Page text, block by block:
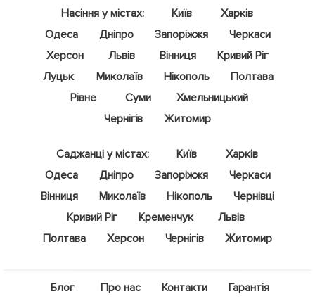
Насіння у містах:
Київ
Харків
Одеса
Дніпро Запоріжжя
Черкаси
Херсон
Львів Вінниця
Кривий Ріг
Луцьк
Миколаїв Нікополь
Полтава
Рівне
Суми
Хмельницький
Чернігів
Житомир
Саджанці у містах: Київ
Харків
Одеса
Дніпро Запоріжжя
Черкаси
Вінниця
Миколаїв Нікополь
Чернівці
Кривий Ріг
Кременчук
Львів
Полтава
Херсон Чернігів Житомир
Блог Про нас Контакти
Гарантія